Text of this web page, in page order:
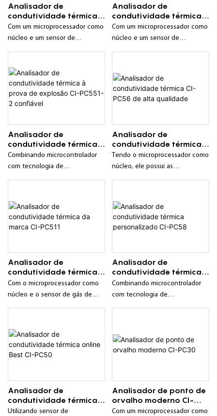
Analisador de
condutividade térmica
portátil personalizado
CI-PC53
Com um microprocessador como
núcleo e um sensor de
características como
inteligência, boa estabilidade,
alta precisão e longo ciclo de
calibração;
Analisador de
condutividade térmica à
prova de explosão Top
CI-PC55-1
Com um microprocessador como
núcleo e um sensor de
as características de inteligência,
boa estabilidade, alta precisão e
longo ciclo de calibração;
Analisador de
condutividade térmica à
prova de explosão CI-
PC551-2 confiável
Combinando microcontrolador
com tecnologia de
confiável;
Analisador de
condutividade térmica
CI-PC56 de alta
qualidade
Tendo o microprocessador como
núcleo, ele possui as
confiabilidade;
Analisador de
condutividade térmica
da marca CI-PC511
Com o microprocessador como
núcleo e o sensor de gás de
as características de inteligência,
boa estabilidade, alta precisão e
longo ciclo de calibração;
Analisador de
condutividade térmica
personalizado CI-PC58
Combinando microcontrolador
com tecnologia de
Analisador de
condutividade térmica
online Best CI-PC50
Utilizando sensor de
Analisador de ponto de
orvalho moderno CI-
PC30
Com um microprocessador como